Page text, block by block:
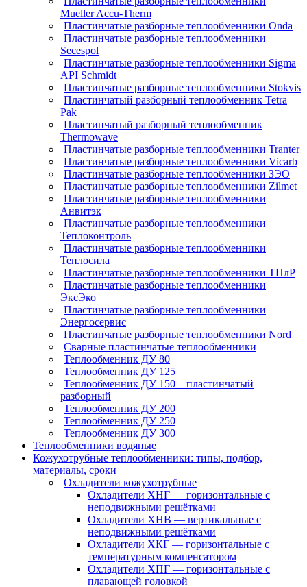
Mueller Accu-Therm
Пластинчатые разборные теплообменники Onda
Пластинчатые разборные теплообменники
Secespol
Пластинчатые разборные теплообменники Sigma
API Schmidt
Пластинчатые разборные теплообменники Stokvis
Пластинчатый разборный теплообменник Tetra
Pak
Пластинчатый разборный теплообменник
Thermowave
Пластинчатые разборные теплообменники Tranter
Пластинчатые разборные теплообменники Vicarb
Пластинчатые разборные теплообменники ЗЭО
Пластинчатые разборные теплообменники Zilmet
Пластинчатые разборные теплообменники
Анвитэк
Пластинчатые разборные теплообменники
Теплоконтроль
Пластинчатые разборные теплообменники
Теплосила
Пластинчатые разборные теплообменники ТПлР
Пластинчатые разборные теплообменники
ЭксЭко
Пластинчатые разборные теплообменники
Энергосервис
Пластинчатые разборные теплообменники Nord
Сварные пластинчатые теплообменники
Теплообменник ДУ 80
Теплообменник ДУ 125
Теплообменник ДУ 150 – пластинчатый
разборный
Теплообменник ДУ 200
Теплообменник ДУ 250
Теплообменник ДУ 300
Теплообменники водяные
Кожухотрубные теплообменники: типы, подбор,
материалы, сроки
Охладители кожухотрубные
Охладители ХНГ — горизонтальные с
неподвижными решётками
Охладители ХНВ — вертикальные с
неподвижными решётками
Охладители ХКГ — горизонтальные с
температурным компенсатором
Охладители ХПГ — горизонтальные с
плавающей головкой